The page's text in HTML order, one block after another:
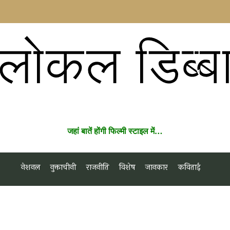
जहां बातें होंगी फिल्मी स्टाइल में…
नेशनल नुक्ताचीनी राजनीति विशेष जानकार कविताई